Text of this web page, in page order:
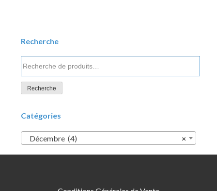
Recherche
pour :
Recherche
Catégories
×
Décembre (4)